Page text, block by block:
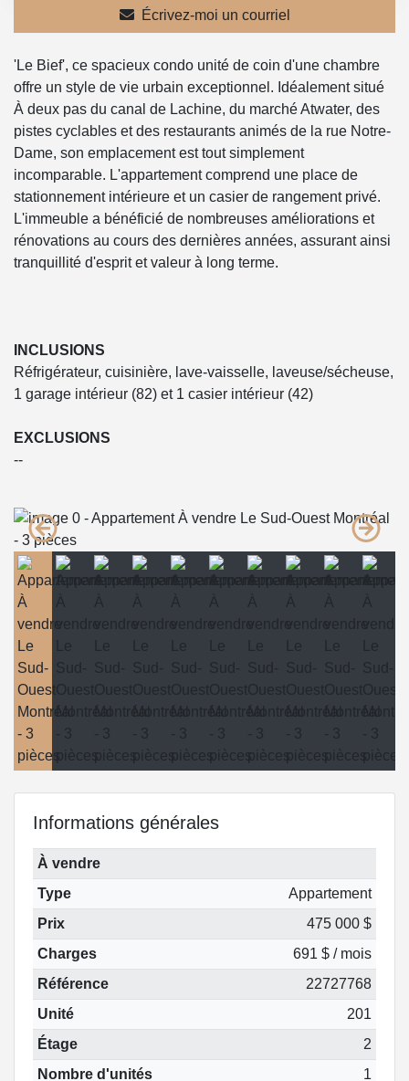
Écrivez-moi un courriel
'Le Bief', ce spacieux condo unité de coin d'une chambre
offre un style de vie urbain exceptionnel. Idéalement situé
À deux pas du canal de Lachine, du marché Atwater, des
pistes cyclables et des restaurants animés de la rue Notre-
Dame, son emplacement est tout simplement
incomparable. L'appartement comprend une place de
stationnement intérieure et un casier de rangement privé.
L'immeuble a bénéficié de nombreuses améliorations et
rénovations au cours des dernières années, assurant ainsi
tranquillité d'esprit et valeur à long terme.
INCLUSIONS
Réfrigérateur, cuisinière, lave-vaisselle, laveuse/sécheuse,
1 garage intérieur (82) et 1 casier intérieur (42)
EXCLUSIONS
--
Informations générales
À vendre
Type
Appartement
Prix
475 000 $
Charges
691 $ / mois
Référence
22727768
Unité
201
Étage
2
Nombre d'unités
1